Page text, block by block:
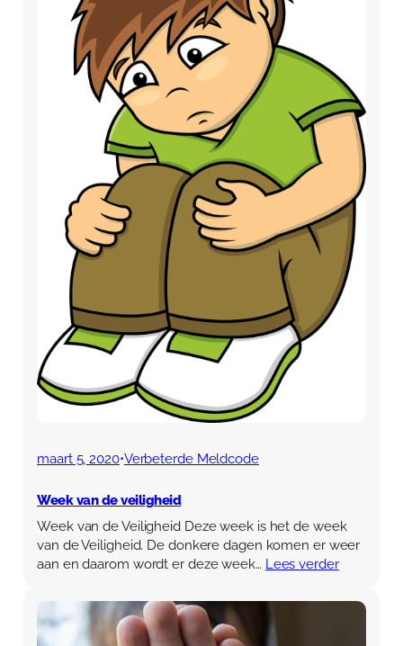
maart 5, 2020•Verbeterde Meldcode
Week van de veiligheid
Week van de Veiligheid Deze week is het de week
van de Veiligheid. De donkere dagen komen er weer
aan en daarom wordt er deze week… Lees verder